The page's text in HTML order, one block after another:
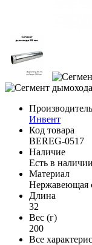
Производитель
Инвент
Код товара
BEREG-0517
Наличие
Есть в наличии
Материал
Нержавеющая
Длина
32
Вес (г)
200
Все